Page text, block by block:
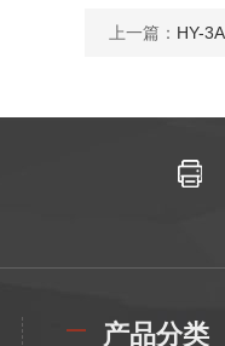
上一篇： HY-
产品分类